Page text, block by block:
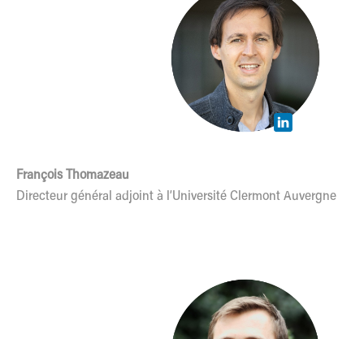
François Thomazeau
Directeur général adjoint à l’Université Clermont Auvergne